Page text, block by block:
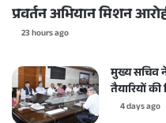
प्रवर्तन अभियान मिशन
23 hours ago
मुख्य सचिव
तैयारियों
4 days ago